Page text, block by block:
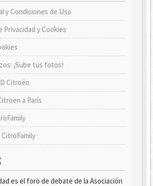
y Condiciones de Uso
Privacidad y Cookies
¡Sube tus fotos!
Citroën
a París
es el foro de debate de la Asociación